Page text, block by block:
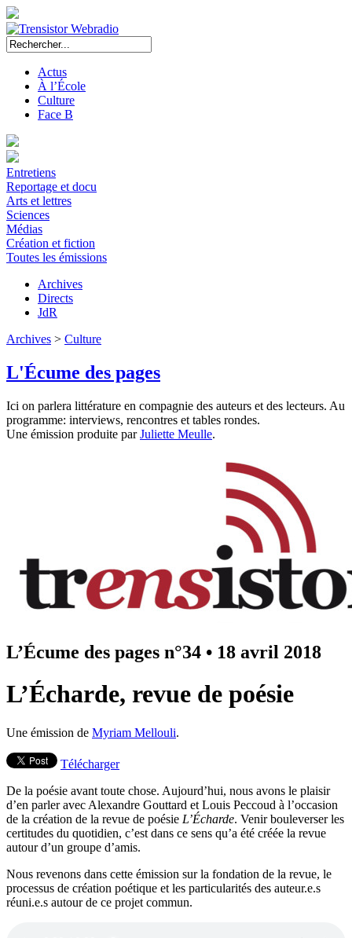
Actus
À l’École
Culture
Face B
Entretiens
Reportage et docu
Arts et lettres
Sciences
Médias
Création et fiction
Toutes les émissions
Archives
Directs
JdR
Archives > Culture
L'Écume des pages
Ici on parlera littérature en compagnie des auteurs et des lecteurs. Au
programme: interviews, rencontres et tables rondes.
Une émission produite parJuliette Meulle.
L’Écume des pages n°34 • 18 avril 2018
L’Écharde, revue de poésie
Une émission de Myriam Mellouli.
Télécharger
De la poésie avant toute chose. Aujourd’hui, nous avons le plaisir
d’en parler avec Alexandre Gouttard et Louis Peccoud à l’occasion
de la création de la revue de poésie L’Écharde. Venir bouleverser les
certitudes du quotidien, c’est dans ce sens qu’a été créée la revue
autour d’un groupe d’amis.
Nous revenons dans cette émission sur la fondation de la revue, le
processus de création poétique et les particularités des auteur.e.s
réuni.e.s autour de ce projet commun.